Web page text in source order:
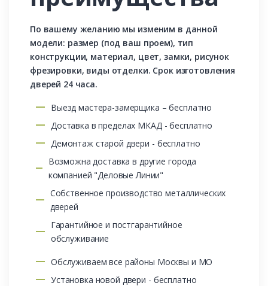
По вашему желанию мы изменим в данной
модели: размер (под ваш проем), тип
конструкции, материал, цвет, замки, рисунок
фрезировки, виды отделки. Срок изготовления
дверей 24 часа.
Выезд мастера-замерщика – бесплатно
Доставка в пределах МКАД - бесплатно
Демонтаж старой двери - бесплатно
Возможна доставка в другие города
компанией "Деловые Линии"
Собственное производство металлических
дверей
Гарантийное и постгарантийное
обслуживание
Обслуживаем все районы Москвы и МО
Установка новой двери - бесплатно